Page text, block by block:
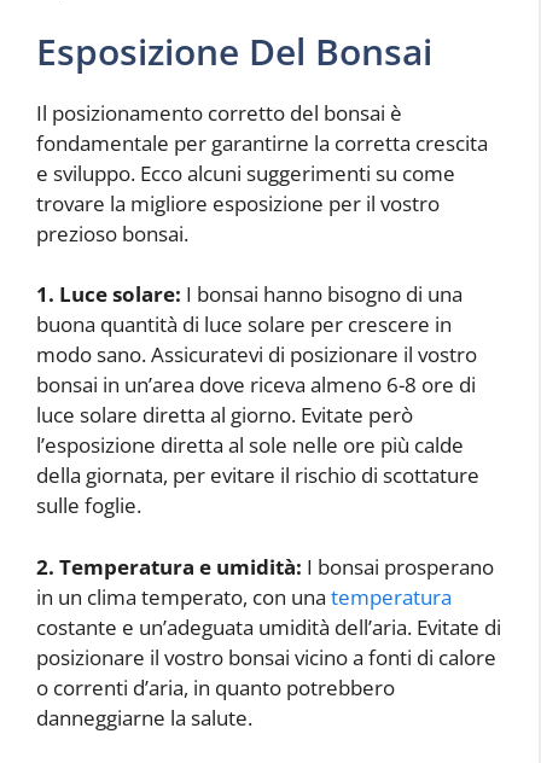
Esposizione Del Bonsai
Il posizionamento corretto del bonsai è
fondamentale per garantirne la corretta crescita
e sviluppo. Ecco alcuni suggerimenti su come
trovare la migliore esposizione per il vostro
prezioso bonsai.
1. Luce solare: I bonsai hanno bisogno di una
buona quantità di luce solare per crescere in
modo sano. Assicuratevi di posizionare il vostro
bonsai in un’area dove riceva almeno 6-8 ore di
luce solare diretta al giorno. Evitate però
l’esposizione diretta al sole nelle ore più calde
della giornata, per evitare il rischio di scottature
sulle foglie.
2. Temperatura e umidità: I bonsai prosperano
in un clima temperato, con una temperatura
costante e un’adeguata umidità dell’aria. Evitate di
posizionare il vostro bonsai vicino a fonti di calore
o correnti d’aria, in quanto potrebbero
danneggiarne la salute.